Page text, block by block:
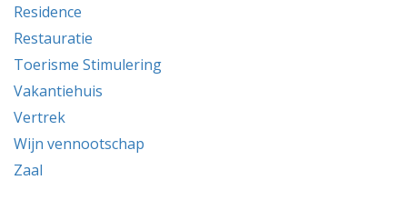
Residence
Restauratie
Toerisme Stimulering
Vakantiehuis
Vertrek
Wijn vennootschap
Zaal